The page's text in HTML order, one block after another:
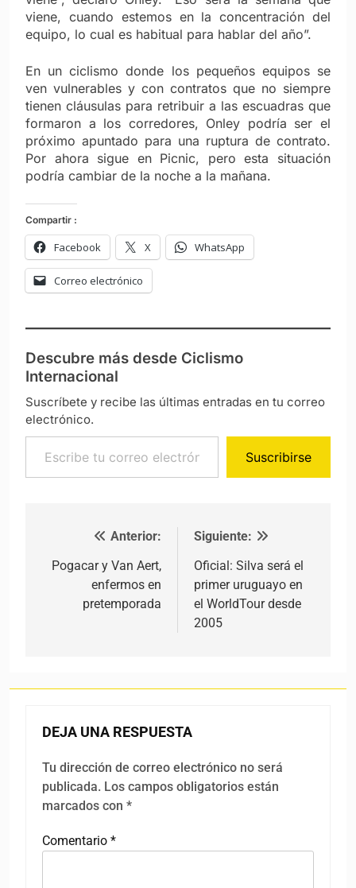
viene, cuando estemos en la concentración del
equipo, lo cual es habitual para hablar del año”.
En un ciclismo donde los pequeños equipos se
ven vulnerables y con contratos que no siempre
tienen cláusulas para retribuir a las escuadras que
formaron a los corredores, Onley podría ser el
próximo apuntado para una ruptura de contrato.
Por ahora sigue en Picnic, pero esta situación
podría cambiar de la noche a la mañana.
Compartir :
Facebook X WhatsApp
Correo electrónico
Descubre más desde Ciclismo
Internacional
Suscríbete y recibe las últimas entradas en tu correo
electrónico.
Escribe tu correo electrónico…
Suscribirse
Navegación de entradas
Anterior:
Pogacar y Van Aert,
enfermos en
pretemporada
Siguiente:
Oficial: Silva será el
primer uruguayo en
el WorldTour desde
2005
DEJA UNA RESPUESTA
Tu dirección de correo electrónico no será
publicada. Los campos obligatorios están
marcados con *
Comentario *